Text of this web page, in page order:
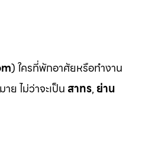
) ใครที่พักอาศัยหรือทำงาน
ย ไม่ว่าจะเป็น สาทร, ย่าน